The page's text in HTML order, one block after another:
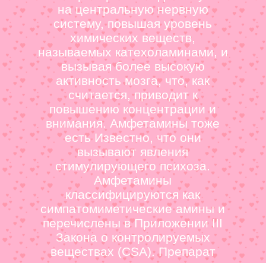
на центральную нервную
систему, повышая уровень
химических веществ,
называемых катехоламинами, и
вызывая более высокую
активность мозга, что, как
считается, приводит к
повышению концентрации и
внимания. Амфетамины тоже
есть Известно, что они
вызывают явления
стимулирующего психоза.
Амфетамины
классифицируются как
симпатомиметические амины и
перечислены в Приложении III
Закона о контролируемых
веществах (CSA). Препарат